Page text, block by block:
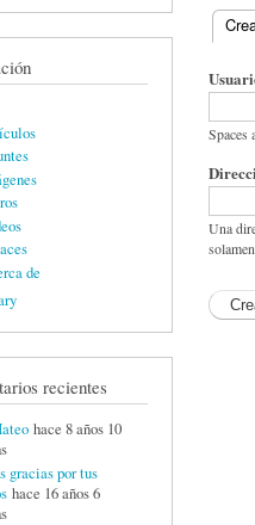
de
recientes
hace 8 años 10
gracias por tus
hace 16 años 6
Spaces
Una